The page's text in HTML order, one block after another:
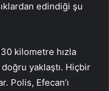
edindiği şu
kilometre hızla
yaklaştı. Hiçbir
Polis, Efecan’ı